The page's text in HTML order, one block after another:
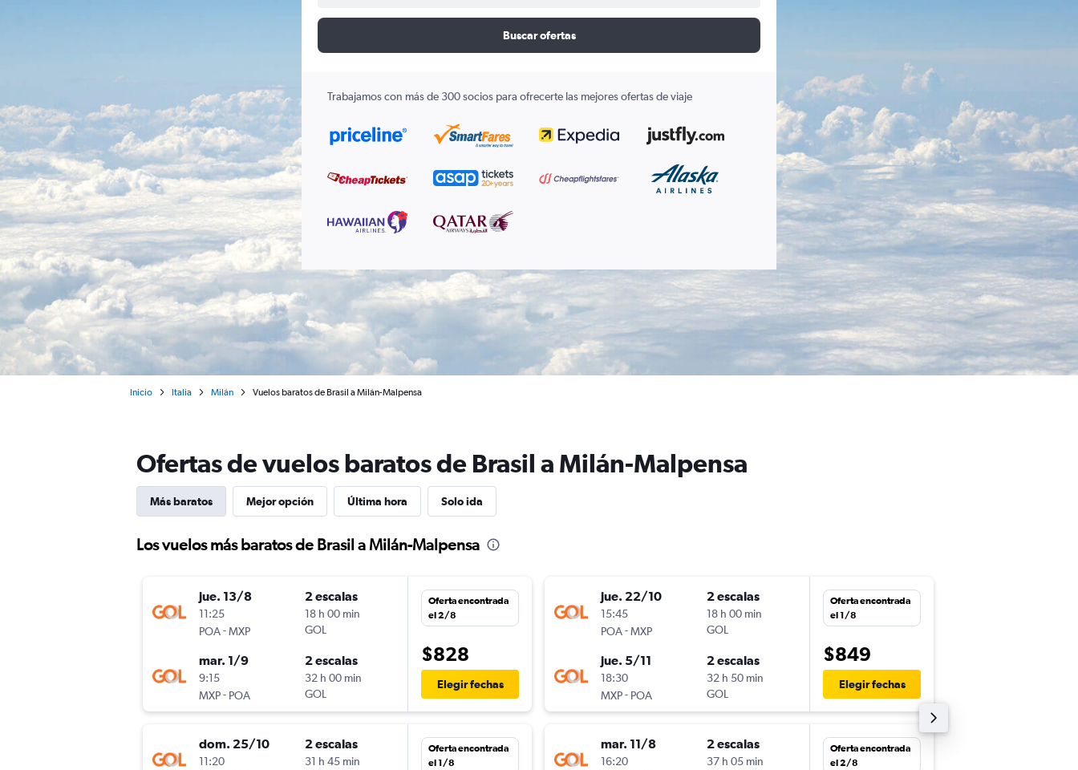
Buscar ofertas
Trabajamos con más de 300 socios para ofrecerte las mejores ofertas de viaje
Inicio Italia Milán Vuelos baratos de Brasil a Milán-Malpensa
Ofertas de vuelos baratos de Brasil a Milán-Malpensa
Más baratos Mejor opción Última hora Solo ida
Los vuelos más baratos de Brasil a Milán-Malpensa
jue. 13/8
11:25
POA-MXP
2 escalas
18 h 00 min
GOL
mar. 1/9
9:15
MXP- POA
2 escalas
32 h 00 min
GOL
Oferta encontrada
el 2/8
$828
Elegir fechas
dom. 25/10
11:20
2 escalas
31 h 45 min
Oferta encontrada
el 1/8
jue. 22/10
15:45
POA-MXP
2 escalas
18 h 00 min
GOL
jue. 5/11
18:30
MXP- POA
2 escalas
32 h 50 min
GOL
Oferta encontrada
el 1/8
$849
Elegir fechas
mar. 11/8
16:20
2 escalas
37 h 05 min
Oferta encontrada
el 2/8